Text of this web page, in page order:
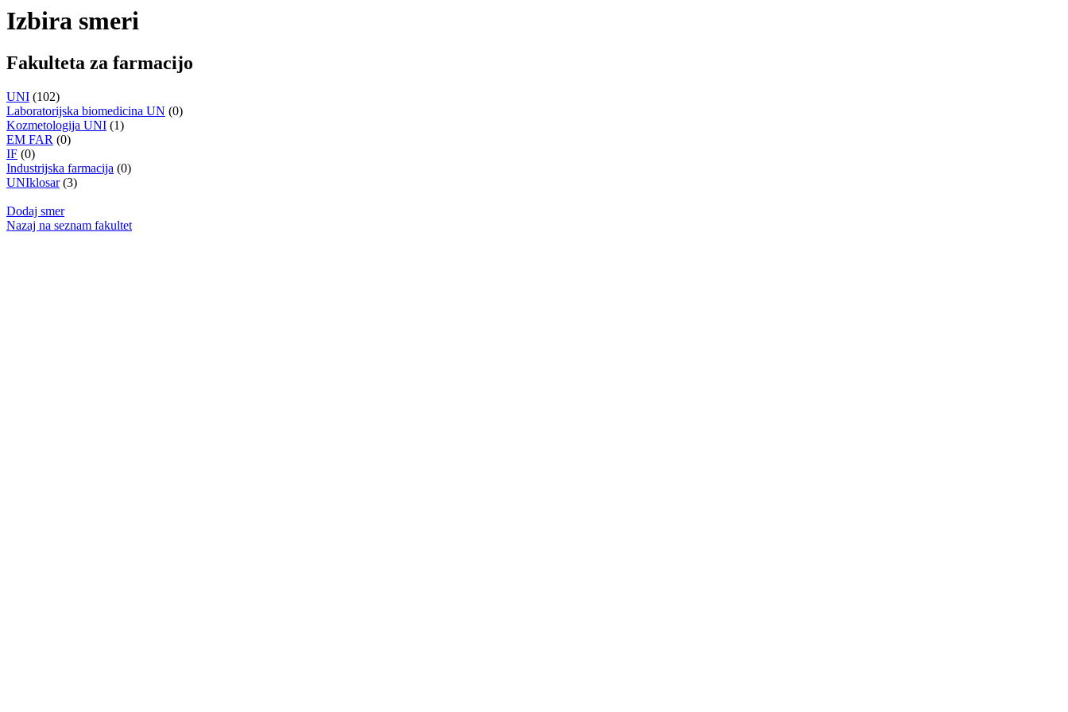
Izbira smeri
Fakulteta za farmacijo
UNI (102)
Laboratorijska biomedicina UN (0)
Kozmetologija UNI (1)
EM FAR (0)
IF (0)
Industrijska farmacija (0)
UNIklosar(3)
Dodaj smer
Nazaj na seznam fakultet